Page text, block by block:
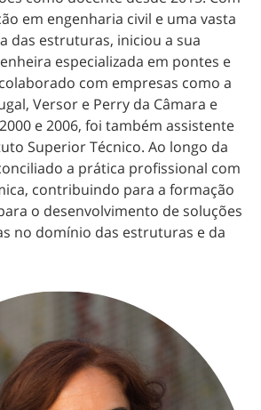
em engenharia civil e uma vasta
das estruturas, iniciou a sua
especializada em pontes e
com empresas como a
Versor e Perry da Câmara e
e 2006, foi também assistente
Superior Técnico. Ao longo da
a prática profissional com
contribuindo para a formação
o desenvolvimento de soluções
no domínio das estruturas e da